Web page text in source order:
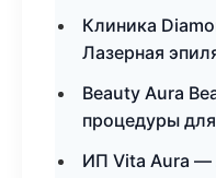
Клиника
Лазерная
Beauty Aura
процедуры
ИП Vita Aura —